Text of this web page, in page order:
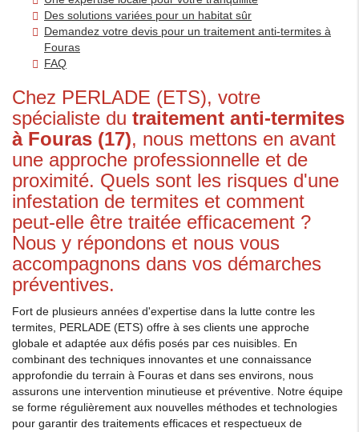
Des solutions variées pour un habitat sûr
Demandez votre devis pour un traitement anti-termites à
Fouras
FAQ
Chez PERLADE (ETS), votre
spécialiste du traitement anti-termites
à Fouras (17), nous mettons en avant
une approche professionnelle et de
proximité. Quels sont les risques d'une
infestation de termites et comment
peut-elle être traitée efficacement ?
Nous y répondons et nous vous
accompagnons dans vos démarches
préventives.
Fort de plusieurs années d'expertise dans la lutte contre les
termites, PERLADE (ETS) offre à ses clients une approche
globale et adaptée aux défis posés par ces nuisibles. En
combinant des techniques innovantes et une connaissance
approfondie du terrain à Fouras et dans ses environs, nous
assurons une intervention minutieuse et préventive. Notre équipe
se forme régulièrement aux nouvelles méthodes et technologies
pour garantir des traitements efficaces et respectueux de